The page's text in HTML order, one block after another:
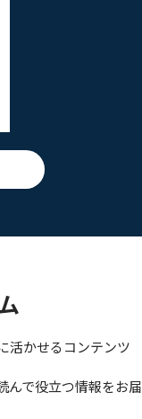
活かせるコンテンツ
んで役立つ情報をお届